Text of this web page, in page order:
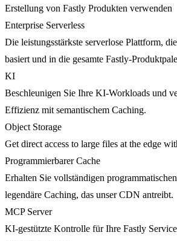
Erstellung von Fastly Produkten verwenden
Enterprise Serverless
Die leistungsstärkste serverlose Plattform,
basiert und in die gesamte Fastly-
KI
Beschleunigen Sie Ihre KI-Workloads und
Effizienz mit semantischem Caching.
Object Storage
Get direct access to large files at the edge
Programmierbarer Cache
Erhalten Sie vollständigen
legendäre Caching, das unser CDN antreibt.
MCP Server
KI-gestützte Kontrolle für Ihre Fastly